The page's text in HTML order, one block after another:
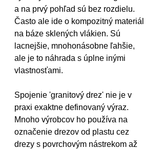
a na prvý pohľad sú bez rozdielu.
Často ale ide o kompozitný materiál
na báze sklených vlákien. Sú
lacnejšie, mnohonásobne ľahšie,
ale je to náhrada s úplne inými
vlastnosťami.
Spojenie 'granitový drez' nie je v
praxi exaktne definovaný výraz.
Mnoho výrobcov ho používa na
označenie drezov od plastu cez
drezy s povrchovým nástrekom až